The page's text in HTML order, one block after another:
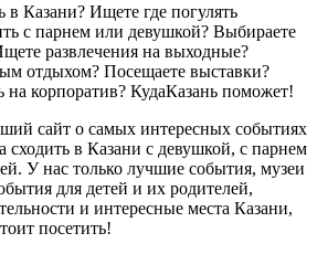
в Казани? Ищете где погулять
с парнем или девушкой? Выбираете
развлечения на выходные?
отдыхом? Посещаете выставки?
на корпоратив? КудаКазань поможет!
сайт о самых интересных событиях
в Казани с девушкой, с парнем
У нас только лучшие события, музеи
для детей и их родителей,
и интересные места Казани,
посетить!